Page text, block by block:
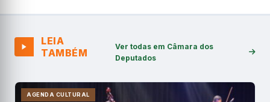
LEIA
TAMBÉM
Ver todas em Câmara dos
Deputados
AGENDA CULTURAL